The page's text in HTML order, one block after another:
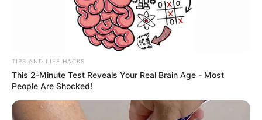
TIPS AND LIFE HACKS
This 2-Minute Test Reveals Your Real Brain Age - Most
People Are Shocked!